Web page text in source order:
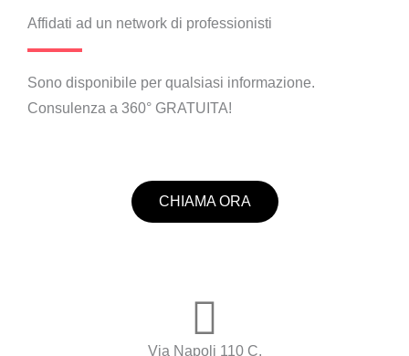
Affidati ad un network di professionisti
Sono disponibile per qualsiasi informazione.
Consulenza a 360° GRATUITA!
CHIAMA ORA
Via Napoli 110 C,